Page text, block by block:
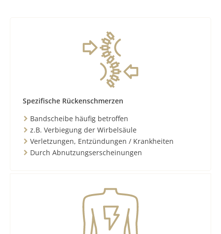
Spezifische Rückenschmerzen
Bandscheibe häufig betroffen
z.B. Verbiegung der Wirbelsäule
Verletzungen, Entzündungen / Krankheiten
Durch Abnutzungserscheinungen